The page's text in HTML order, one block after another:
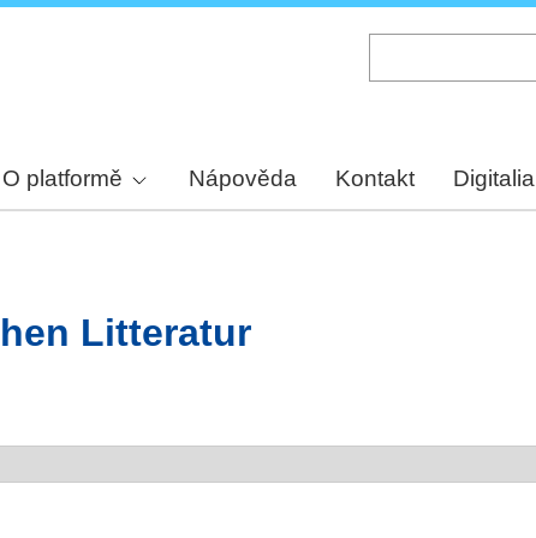
O platformě Nápověda Kontakt Digitalia
Litteratur